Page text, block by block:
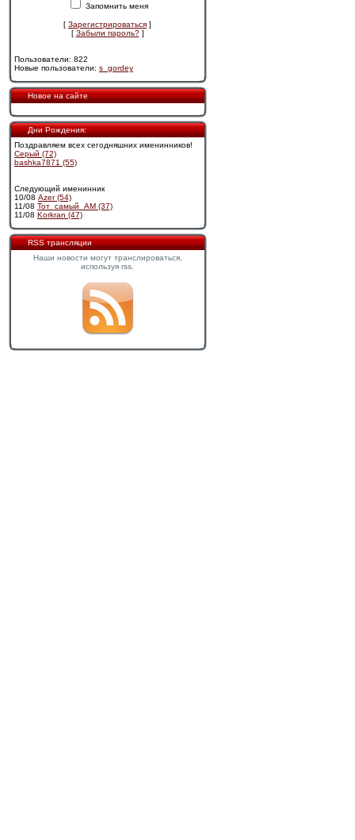
Запомнить меня
[ Зарегистрироваться ]
[ Забыли пароль?]
Пользователи: 822
Новые пользователи: s_gordey
Новое на сайте
Дни Рождения:
Поздравляем всех сегодняшних именинников!
Cерый (72)
bashka7871 (55)
Следующий именинник
10/08 Azer (54)
11/08 Тот_самый_АМ (37)
11/08 Korkran (47)
RSS трансляции
Наши новости могут транслироваться,
используя rss.